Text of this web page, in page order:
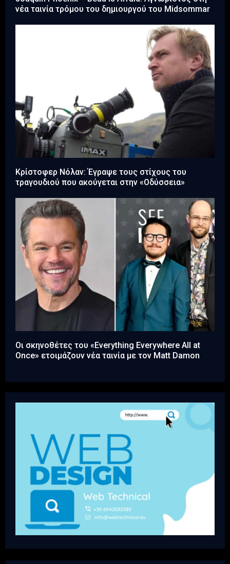
νέα ταινία τρόμου του δημιουργού του Midsommar
Κρίστοφερ Νόλαν: Έγραψε τους στίχους του
τραγουδιού που ακούγεται στην «Οδύσσεια»
Οι σκηνοθέτες του «Everything Everywhere All at
Once» ετοιμάζουν νέα ταινία με τον Matt Damon